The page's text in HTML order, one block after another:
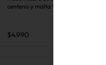
centeno y malta tostada, más una
toques de tostado y frutos secos.
$4.990